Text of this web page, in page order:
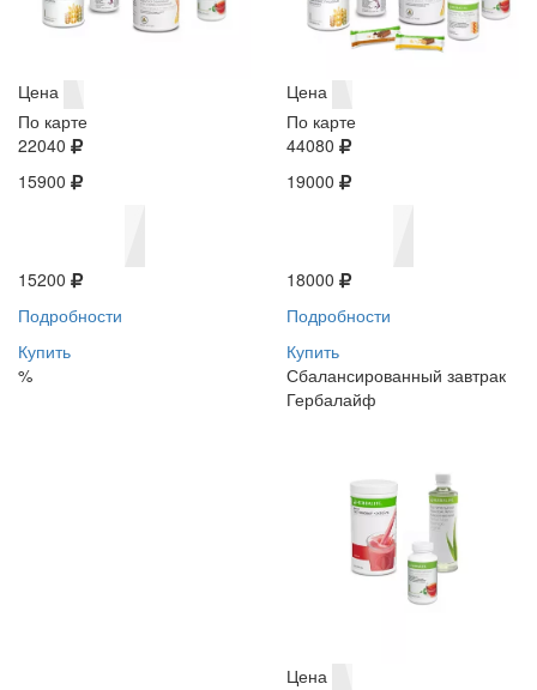
Цена
По карте
22040
15900
15200
Подробности
Купить
%
Цена
По карте
44080
19000
18000
Подробности
Купить
Сбалансированный завтрак
Гербалайф
Цена